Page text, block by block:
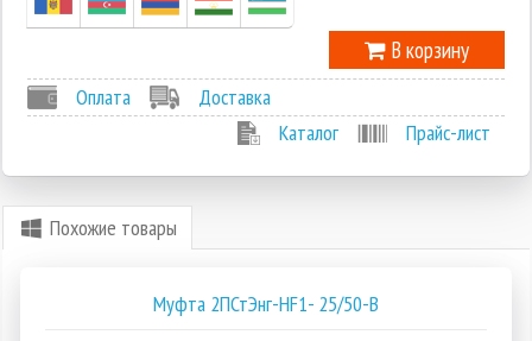
В корзину
Оплата
Доставка
Каталог
Прайс-лист
Похожие товары
Муфта 2ПСтЭнг-HF1- 25/50-В